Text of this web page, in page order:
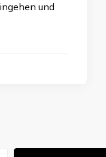
und